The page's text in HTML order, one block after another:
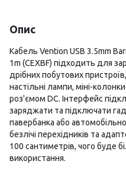
Опис
Кабель Vention USB 3.5mm
1m (CEXBF) підходить для
дрібних побутових
настільні лампи, міні-
роз'ємом DC. Інтерфейс
заряджати та підключати
павербанка або
безлічі перехідників та
100 сантиметрів, чого буде
використання.